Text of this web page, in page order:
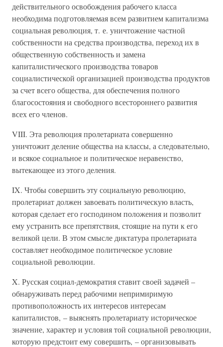
действительного освобождения рабочего класса
необходима подготовляемая всем развитием капитализма
социальная революция, т. е. уничтожение частной
собственности на средства производства, переход их в
общественную собственность и замена
капиталистического производства товаров
социалистической организацией производства продуктов
за счет всего общества, для обеспечения полного
благосостояния и свободного всестороннего развития
всех его членов.
VIII. Эта революция пролетариата совершенно
уничтожит деление общества на классы, а следовательно,
и всякое социальное и политическое неравенство,
вытекающее из этого деления.
IX. Чтобы совершить эту социальную революцию,
пролетариат должен завоевать политическую власть,
которая сделает его господином положения и позволит
ему устранить все препятствия, стоящие на пути к его
великой цели. В этом смысле диктатура пролетариата
составляет необходимое политическое условие
социальной революции.
X. Русская социал-демократия ставит своей задачей –
обнаруживать перед рабочими непримиримую
противоположность их интересов интересам
капиталистов, – выяснять пролетариату историческое
значение, характер и условия той социальной революции,
которую предстоит ему совершить, – организовывать